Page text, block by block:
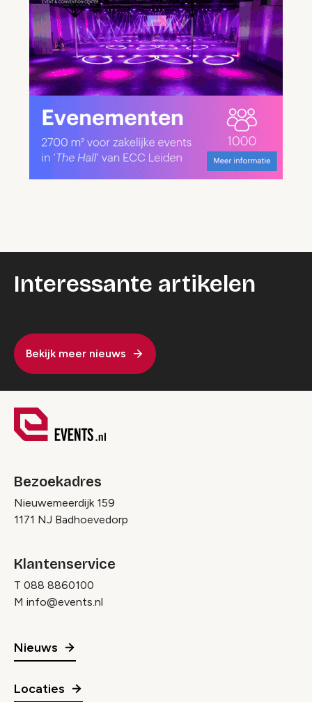
Interessante artikelen
Bekijk meer nieuws
Bezoekadres
Nieuwemeerdijk 159
1171 NJ Badhoevedorp
Klantenservice
T 088 8860100
M info@events.nl
Nieuws
Locaties